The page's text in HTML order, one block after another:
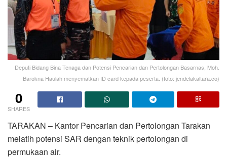
Deputi Bidang Bina Tenaga dan Potensi Pencarian dan Pertolongan Basarnas, Moh.
Barokna Haulah menyematkan ID card kepada peserta. (foto: jendelakaltara.co)
0
SHARES
TARAKAN – Kantor Pencarian dan Pertolongan Tarakan
melatih potensi SAR dengan teknik pertolongan di
permukaan air.